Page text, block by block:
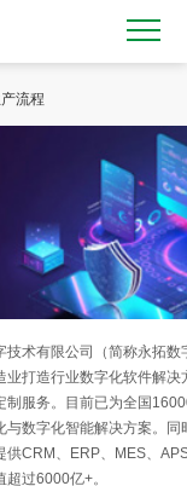
流程
技术有限公司（简称永拓
业打造行业数字化软件解决
制服务。目前已为全国
与数字化智能解决方案。
供CRM、ERP、MES、
过6000亿+。